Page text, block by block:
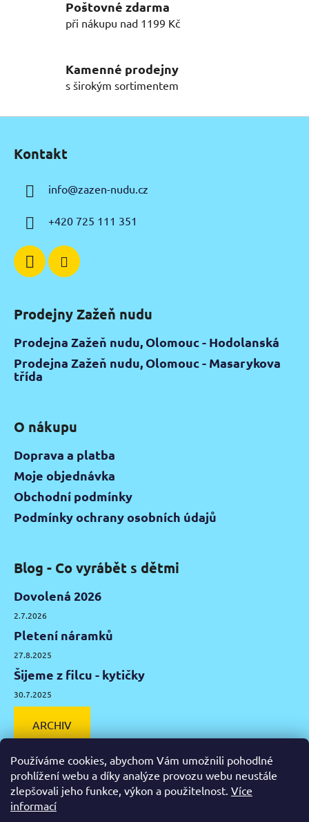
Používáme cookies, abychom Vám umožnili pohodlné
prohlížení webu a díky analýze provozu webu neustále
zlepšovali jeho funkce, výkon a použitelnost. Více
informací
í
p
k
y
ý
Poštovné zdarma
při nákupu nad 1199 Kč
Kamenné prodejny
s širokým sortimentem
Kontakt
info@zazen-nudu.cz
+420 725 111 351
Prodejny Zažeň nudu
Prodejna Zažeň nudu, Olomouc - Hodolanská
Prodejna Zažeň nudu, Olomouc - Masarykova
třída
O nákupu
Doprava a platba
Moje objednávka
Obchodní podmínky
Podmínky ochrany osobních údajů
Blog - Co vyrábět s dětmi
Dovolená 2026
2.7.2026
Pletení náramků
27.8.2025
Šijeme z filcu - kytičky
30.7.2025
ARCHIV
Facebook